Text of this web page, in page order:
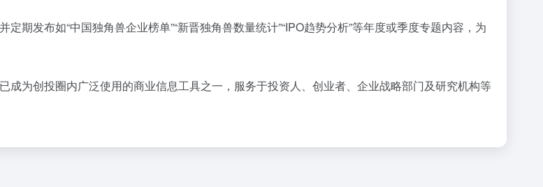
期发布如“中国独角兽企业榜单”“新晋独角兽数量统计”“IPO趋势分析”等年度或季度专题内容，为
为创投圈内广泛使用的商业信息工具之一，服务于投资人、创业者、企业战略部门及研究机构等